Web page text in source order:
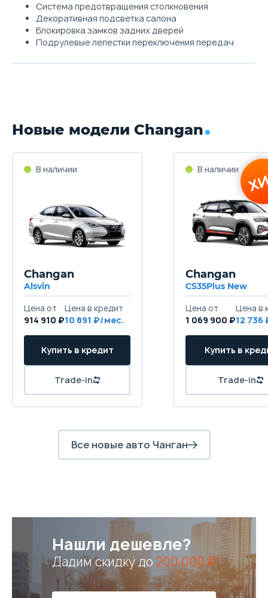
Система предотвращения столкновения
Декоративная подсветка салона
Блокировка замков задних дверей
Подрулевые лепестки переключения передач
Новые модели Changan
Changan
Alsvin
914 910 ₽10 891
Changan
CS35Plus New
1 069 900 ₽12 736
Все новые авто Чанган
Нашли дешевле?
Дадим скидку до 200 000 ₽